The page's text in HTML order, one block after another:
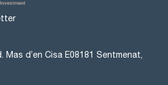
Mas d’en Cisa E08181 Sentmenat,